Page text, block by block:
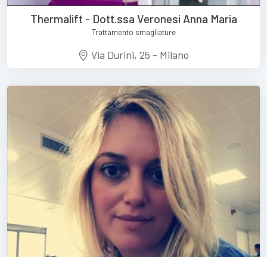
Thermalift - Dott.ssa Veronesi Anna Maria
Trattamento smagliature
Via Durini, 25 - Milano